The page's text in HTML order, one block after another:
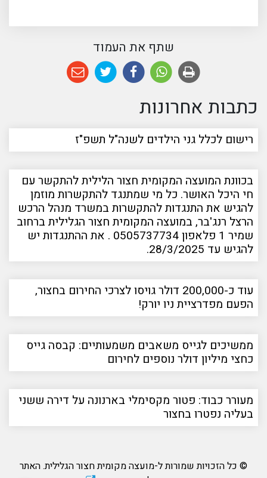
שתף את העמוד
כתבות אחרונות
רישום לכלל גני הילדים לשנה"ל תשפ"ז
בכוונת המועצה המקומית חצור הלילית להתקשר עם
חי היכל האושר. כל מי שמתנגד להתקשרות מוזמן
להגיש את התנגדות להתקשרות במשרד מנהל הרכש
הרצל רנג'בר, במועצה המקומית חצור הגלילית ברחוב
שמיר 1 פלאפון 0505737734 . את ההתנגדות יש
להגיש עד 28/3/2025.
עוד כ-200,000 דולר גויסו לצרכי החירום בחצור,
הפעם מפדרציית ניו יורק!
ממשיכים לגייס משאבים משמעותיים: קבסה גייס
כחצי מיליון דולר נוספים לחירום
מעורר כבוד: פטור מקסימלי בארנונה על דירה ששני
בעליה נפטרו בחצור
© כל הזכויות שמורות ל-מועצה מקומית חצור הגלילית. האתר